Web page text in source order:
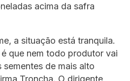
acima da safra
a situação está tranquila.
que nem todo produtor vai
de mais alto
Troncha. O dirigente